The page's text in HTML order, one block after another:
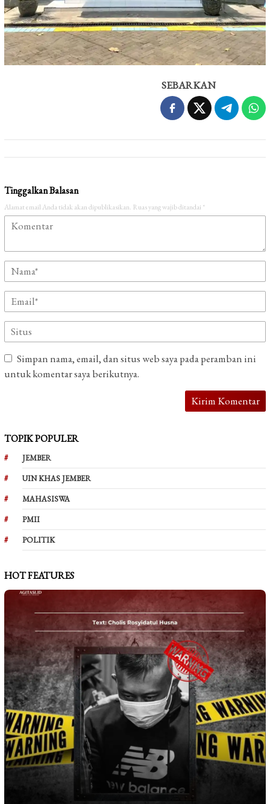
SEBARKAN
Tinggalkan Balasan
Alamat email Anda tidak akan dipublikasikan. Ruas yang wajib ditandai *
Simpan nama, email, dan situs web saya pada peramban ini
untuk komentar saya berikutnya.
TOPIK POPULER
JEMBER
UIN KHAS JEMBER
MAHASISWA
PMII
POLITIK
HOT FEATURES